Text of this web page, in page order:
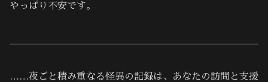
やっぱり不安です。
……夜ごと積み重なる怪異の記録は、あなたの訪問と支援